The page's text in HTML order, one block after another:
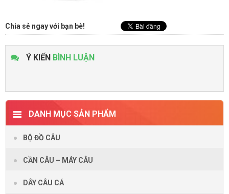
Chia sẻ ngay với bạn bè!
Ý KIẾN BÌNH LUẬN
DANH MỤC SẢN PHẨM
BỘ ĐỒ CÂU
CẦN CÂU – MÁY CÂU
DÂY CÂU CÁ